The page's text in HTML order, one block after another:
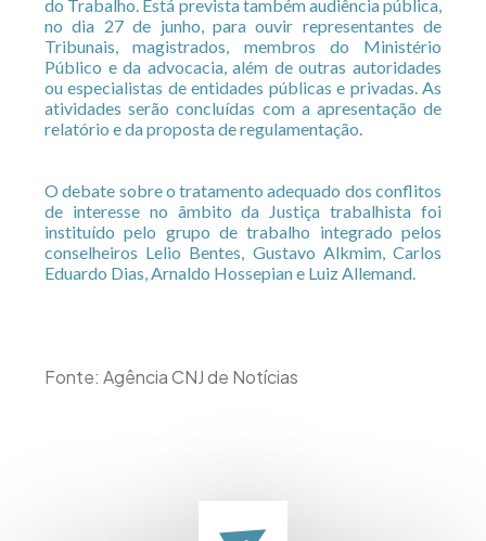
do Trabalho. Está prevista também audiência pública,
no dia 27 de junho, para ouvir representantes de
Tribunais, magistrados, membros do Ministério
Público e da advocacia, além de outras autoridades
ou especialistas de entidades públicas e privadas. As
atividades serão concluídas com a apresentação de
relatório e da proposta de regulamentação.
O debate sobre o tratamento adequado dos conflitos
de interesse no âmbito da Justiça trabalhista foi
instituído pelo grupo de trabalho integrado pelos
conselheiros Lelio Bentes, Gustavo Alkmim, Carlos
Eduardo Dias, Arnaldo Hossepian e Luiz Allemand.
Fonte: Agência CNJ de Notícias